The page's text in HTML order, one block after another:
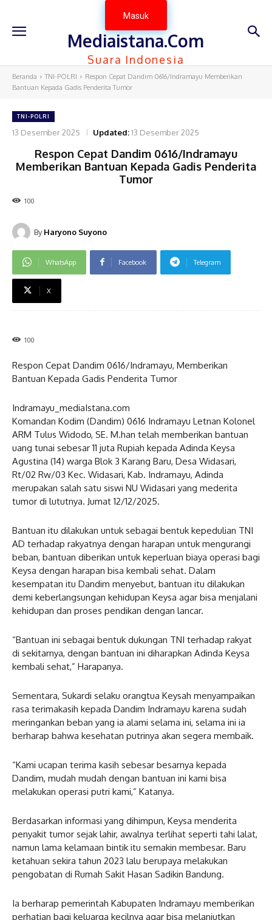
Masuk
Mediaistana.Com
Suara Indonesia
Beranda TNI-POLRI
Respon Cepat Dandim 0616/Indramayu Memberikan
Bantuan Kepada Gadis Penderita Tumor
TNI-POLRI
13 Desember 2025 Updated:13 Desember 2025
Respon Cepat Dandim 0616/Indramayu
Memberikan Bantuan Kepada Gadis Penderita
Tumor
100
By Haryono Suyono
WhatsApp Facebook Telegram
X
100
Respon Cepat Dandim 0616/Indramayu, Memberikan
Bantuan Kepada Gadis Penderita Tumor
Indramayu_mediaIstana.com
Komandan Kodim (Dandim) 0616 Indramayu Letnan Kolonel
ARM Tulus Widodo, SE. M.han telah memberikan bantuan
uang tunai sebesar 11 juta Rupiah kepada Adinda Keysa
Agustina (14) warga Blok 3 Karang Baru, Desa Widasari,
Rt/02 Rw/03 Kec. Widasari, Kab. Indramayu, Adinda
merupakan salah satu siswi NU Widasari yang mederita
tumor di lututnya. Jumat 12/12/2025.
Bantuan itu dilakukan untuk sebagai bentuk kepedulian TNI
AD terhadap rakyatnya dengan harapan untuk mengurangi
beban, bantuan diberikan untuk keperluan biaya operasi bagi
Keysa dengan harapan bisa kembali sehat. Dalam
kesempatan itu Dandim menyebut, bantuan itu dilakukan
demi keberlangsungan kehidupan Keysa agar bisa menjalani
kehidupan dan proses pendikan dengan lancar.
“Bantuan ini sebagai bentuk dukungan TNI terhadap rakyat
di sekitarnya, dengan bantuan ini diharapkan Adinda Keysa
kembali sehat,” Harapanya.
Sementara, Sukardi selaku orangtua Keysah menyampaikan
rasa terimakasih kepada Dandim Indramayu karena sudah
meringankan beban yang ia alami selama ini, selama ini ia
berharap bahwa kesehatan putrinya akan segera membaik.
“Kami ucapan terima kasih sebesar besarnya kepada
Dandim, mudah mudah dengan bantuan ini kami bisa
melakukan operasi putri kami,” Katanya.
Berdasarkan informasi yang dihimpun, Keysa menderita
penyakit tumor sejak lahir, awalnya terlihat seperti tahi lalat,
namun lama kelamaan bintik itu semakin membesar. Baru
ketahuan sekira tahun 2023 lalu berupaya melakukan
pengobatan di Rumah Sakit Hasan Sadikin Bandung.
Ia berharap pemerintah Kabupaten Indramayu memberikan
perhatian bagi keluarga kecilnya agar bisa melanjutkan